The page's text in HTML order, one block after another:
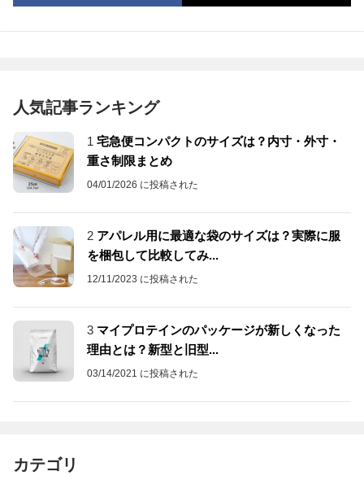
人気記事ランキング
1 宅急便コンパクトのサイズは？内寸・外寸・
重さ制限まとめ
04/01/2026 に投稿された
2 アパレル用に最適な袋のサイズは？実際に服
を梱包して比較してみ...
12/11/2023 に投稿された
3 マイプロテインのパッケージが新しくなった
理由とは？新型と旧型...
03/14/2021 に投稿された
カテゴリ